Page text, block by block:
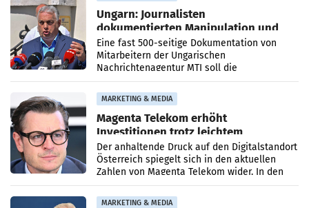
Ungarn: Journalisten
dokumentierten Manipulation und
Zensur
Eine fast 500-seitige Dokumentation von
Mitarbeitern der Ungarischen
Nachrichtenagentur MTI soll die
systematische Nachrichten-Manipulation und
Zensur bei der Agentur während der Zeit
MARKETING & MEDIA
Magenta Telekom erhöht
Investitionen trotz leichtem
Umsatzrückgang
Der anhaltende Druck auf den Digitalstandort
Österreich spiegelt sich in den aktuellen
Zahlen von Magenta Telekom wider. In den
ersten sechs Monaten des laufenden Jahres
verzeichnete
MARKETING & MEDIA